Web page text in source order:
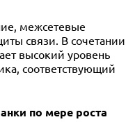
межсетевые
связи. В сочетании
высокий уровень
соответствующий
по мере роста